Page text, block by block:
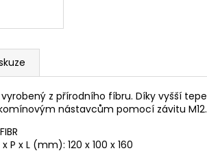
z přírodního fíbru. Díky vyšší
nástavcům pomocí závitu M12.
P x L (mm): 120 x 100 x 160